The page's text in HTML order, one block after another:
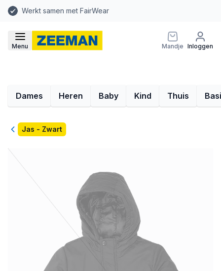
Werkt samen met FairWear
Menu Mandje Inloggen
Dames Heren Baby Kind Thuis
TerugJas - Zwart